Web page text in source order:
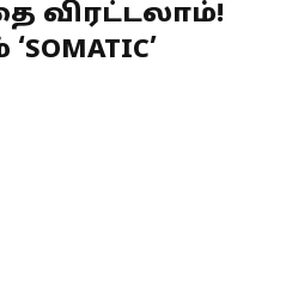
விரட்டலாம்!